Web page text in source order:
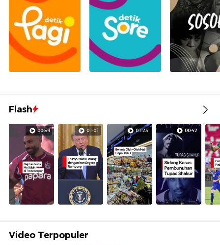
Flash
00:59 01:01 01:23 00:42
Video Terpopuler